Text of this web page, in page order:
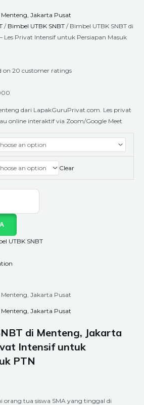
/ Bimbel UTBK SNBT / Bimbel UTBK SNBT di
Les Privat Intensif untuk Persiapan Masuk
on 20 customer ratings
range:
Rp225.000
through
dari LapakGuruPrivat.com. Les privat
online interaktif via Zoom/Google Meet
Clear
UTBK SNBT
Jakarta Pusat
di Menteng, Jakarta
Intensif untuk
PTN
orang tua siswa SMA yang tinggal di